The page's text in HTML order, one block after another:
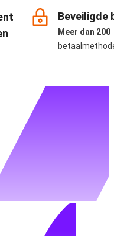
Beveiligde
Meer dan 200